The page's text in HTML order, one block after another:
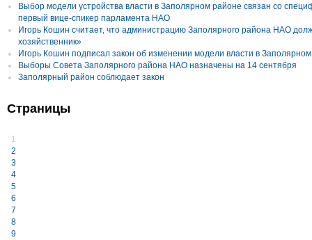
Выбор модели устройства власти в Заполярном районе связан со
первый вице-спикер парламента НАО
Игорь Кошин считает, что администрацию Заполярного района НАО
хозяйственник»
Игорь Кошин подписал закон об изменении модели власти в
Выборы Совета Заполярного района НАО назначены на 14 сентября
Заполярный район соблюдает закон
Страницы
1
2
3
4
5
6
7
8
9